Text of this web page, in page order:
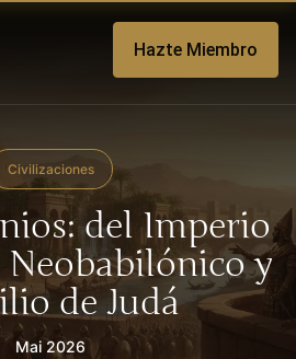
Hazte Miembro
Civilizaciones
del Imperio
y
de Judá
Mai 2026